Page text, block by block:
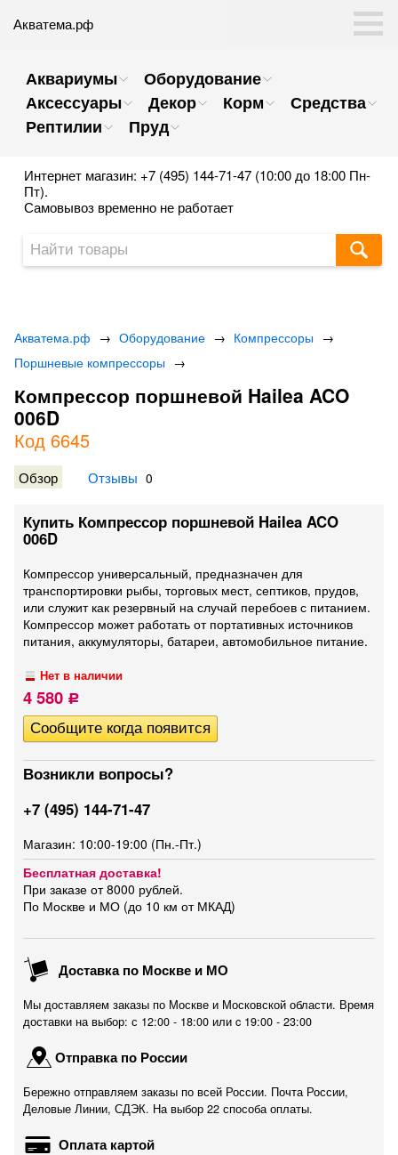
Акватема.рф
Аквариумы
Оборудование
Аксессуары
Декор Корм
Средства
Рептилии
Пруд
Интернет магазин: +7 (495) 144-71-47 (10:00 до 18:00 Пн-
Пт).
Самовывоз временно не работает
Акватема.рф → Оборудование → Компрессоры →
Поршневые компрессоры →
Компрессор поршневой Hailea ACO
006D
Код 6645
Обзор Отзывы 0
Купить Компрессор поршневой Hailea ACO
006D
Компрессор универсальный, предназначен для
транспортировки рыбы, торговых мест, септиков, прудов,
или служит как резервный на случай перебоев с питанием.
Компрессор может работать от портативных источников
питания, аккумуляторы, батареи, автомобильное питание.
Нет в наличии
4 580 Р
Возникли вопросы?
+7 (495) 144-71-47
Магазин: 10:00-19:00 (Пн.-Пт.)
Бесплатная доставка!
При заказе от 8000 рублей.
По Москве и МО (до 10 км от МКАД)
Доставка по Москве и МО
Мы доставляем заказы по Москве и Московской области. Время
доставки на выбор: с 12:00 - 18:00 или c 19:00 - 23:00
Отправка по России
Бережно отправляем заказы по всей России. Почта России,
Деловые Линии, СДЭК. На выбор 22 способа оплаты.
Оплата картой